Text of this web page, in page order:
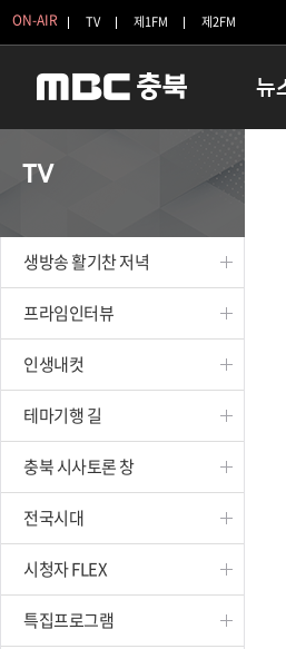
ON-AIR TV 제1FM 제2FM
뉴
보은
옥천
TV
생방송 활기찬 저녁
프라임인터뷰
인생내컷
테마기행 길
충북 시사토론 창
전국시대
시청자 FLEX
특집프로그램